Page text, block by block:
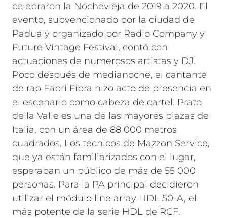
celebraron la Nochevieja de 2019 a 2020. El
evento, subvencionado por la ciudad de
Padua y organizado por Radio Company y
Future Vintage Festival, contó con
actuaciones de numerosos artistas y DJ.
Poco después de medianoche, el cantante
de rap Fabri Fibra hizo acto de presencia en
el escenario como cabeza de cartel. Prato
della Valle es una de las mayores plazas de
Italia, con un área de 88 000 metros
cuadrados. Los técnicos de Mazzon Service,
que ya están familiarizados con el lugar,
esperaban un público de más de 55 000
personas. Para la PA principal decidieron
utilizar el módulo line array HDL 50-A, el
más potente de la serie HDL de RCF.